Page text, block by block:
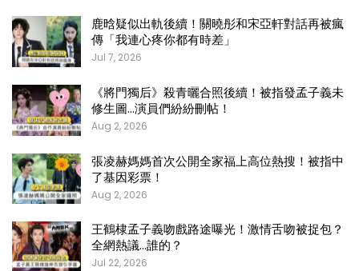
鹿晗疑似出軌後續！關曉彤和宋亞軒對話再被瘋
傳「我連心疼你都有時差」
Jul 7, 2026
《將門獨后》殺青曬合照後續！被指發孟子義未
修生圖…演員們紛紛刪帖！
Aug 2, 2026
張凌赫媽媽首次公開全家福上高位熱搜！被指中
了基因彩票！
Aug 2, 2026
王鶴棣孟子義吻戲路途曝光！激情舌吻被捉包？
全網熱議…誰的？
Jul 22, 2026